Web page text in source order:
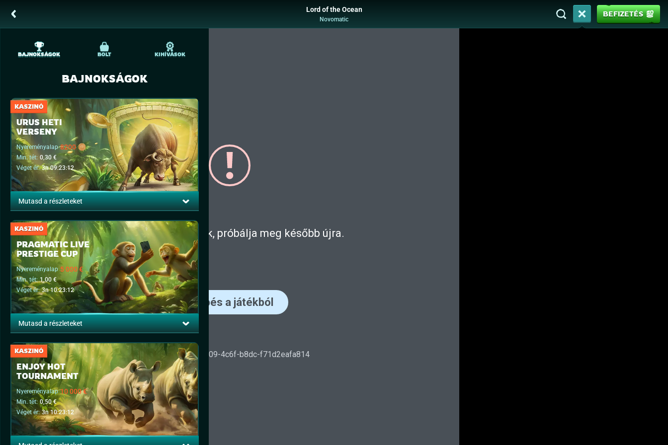
Lord of the Ocean
Novomatic
BEFIZETÉS
BAJNOKSÁGOK BOLT KIHÍVÁSOK
BAJNOKSÁGOK
KASZINÓ
URUS HETI
VERSENY
Nyereményalap 8200
Min. tét: 0,30 €
Véget ér: 3n 09:23:12
Mutasd a részleteket
KASZINÓ
PRAGMATIC LIVE
PRESTIGE CUP
Nyereményalap 5 000 €
Min. tét: 1,00 €
Véget ér: 3n 10:23:12
Mutasd a részleteket
KASZINÓ
ENJOY HOT
TOURNAMENT
Nyereményalap 10 000 €
Min. tét: 0,50 €
Véget ér: 3n 10:23:12